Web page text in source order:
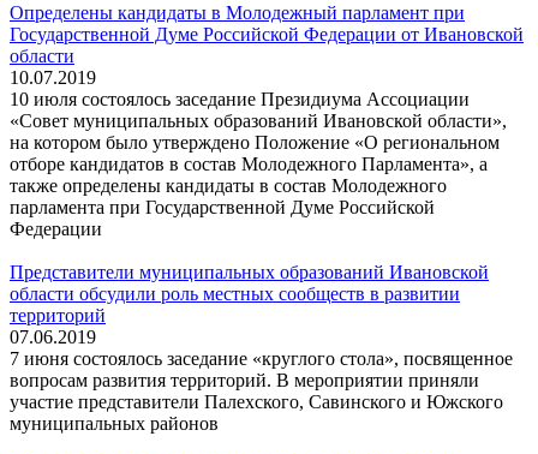
Определены кандидаты в Молодежный парламент при
Государственной Думе Российской Федерации от Ивановской
области
10.07.2019
10 июля состоялось заседание Президиума Ассоциации
«Совет муниципальных образований Ивановской области»,
на котором было утверждено Положение «О региональном
отборе кандидатов в состав Молодежного Парламента», а
также определены кандидаты в состав Молодежного
парламента при Государственной Думе Российской
Федерации
Представители муниципальных образований Ивановской
области обсудили роль местных сообществ в развитии
территорий
07.06.2019
7 июня состоялось заседание «круглого стола», посвященное
вопросам развития территорий. В мероприятии приняли
участие представители Палехского, Савинского и Южского
муниципальных районов